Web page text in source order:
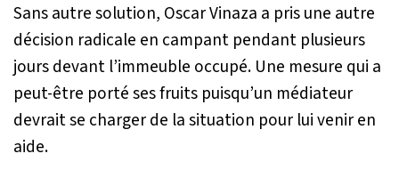
Sans autre solution, Oscar Vinaza a pris une autre
décision radicale en campant pendant plusieurs
jours devant l’immeuble occupé. Une mesure qui a
peut-être porté ses fruits puisqu’un médiateur
devrait se charger de la situation pour lui venir en
aide.